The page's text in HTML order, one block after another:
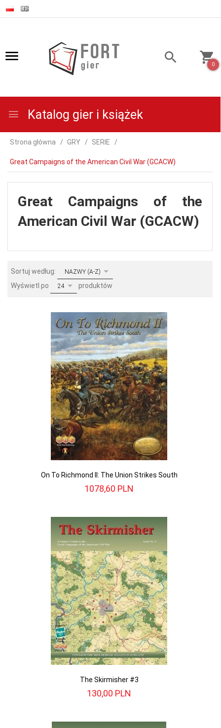
0
Katalog gier i książek
Strona główna GRY SERIE
Great Campaigns of the American Civil War (GCACW)
Great Campaigns of the
American Civil War (GCACW)
Sortuj według: sortNAZWY (A-Z)
Wyświetl po pop24 produktów
On To Richmond II: The Union Strikes South
1078,60 PLN
The Skirmisher #3
130,00 PLN